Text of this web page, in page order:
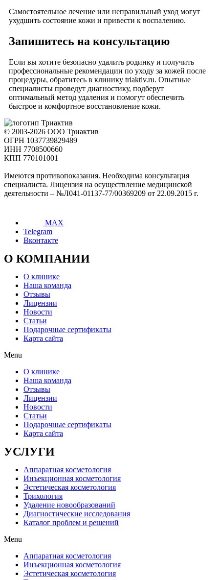
Самостоятельное лечение или неправильный уход могут
ухудшить состояние кожи и привести к воспалению.
Запишитесь на консультацию
Если вы хотите безопасно удалить родинку и получить
профессиональные рекомендации по уходу за кожей после
процедуры, обратитесь в клинику triaktiv.ru. Опытные
специалисты проведут диагностику, подберут
оптимальный метод удаления и помогут обеспечить
быстрое и комфортное восстановление кожи.
© 2003-2026 ООО Триактив
ОГРН 1037739829489
ИНН 7708500660
КПП 770101001
Имеются противопоказания. Необходима консультация
специалиста. Лицензия на осуществление медицинской
деятельности – №Л041-01137-77/00369209 от 22.09.2015 г.
MAX
Telegram
Вконтакте
О КОМПАНИИ
О клинике
Наша команда
Отзывы
Лицензии
Новости
Статьи
Подарочные сертификаты
Карта сайта
Menu
О клинике
Наша команда
Отзывы
Лицензии
Новости
Статьи
Подарочные сертификаты
Карта сайта
УСЛУГИ
Аппаратная косметология
Инъекционная косметология
Эстетическая косметология
Трихология
Удаление новообразований
Диагностические исследования
Каталог проблем и решений
Menu
Аппаратная косметология
Инъекционная косметология
Эстетическая косметология